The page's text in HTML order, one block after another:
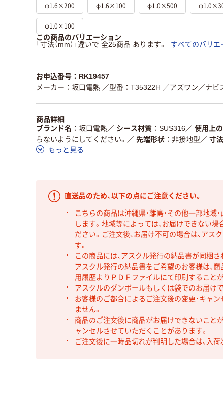
φ1.6×200 φ1.6×100 φ1.0×500
φ1.0×100
この商品のバリエーション
「寸法（mm）」違いで 全25商品 あります。
すべてのバリエ
お申込番号：RK19457
メーカー：坂口電熱 ／型番：T35322H ／アズワン／ナ
商品詳細
ブランド名
坂口電熱／ シース材質 SUS316／ 使用上
らないようにしてください。 ／ 先端形状 非接地型 ／ 寸法
もっと見る
直送品のため、以下の点にご注意ください。
こちらの商品は沖縄県・離島・その他一部地域
します。地域等によっては、お届けできない
ださい。ご注文後、お届け不可の場合は、アス
す。
この商品には、アスクル発行の納品書が同梱さ
アスクル発行の納品書をご希望のお客様は、商
用履歴よりＰＤＦファイルにて印刷することが
アスクルのダンボールもしくは袋でのお届け
お客様のご都合によるご注文後の変更・キャン
ません。
商品のご注文後に商品がお届けできないこと
ャンセルさせていただくことがあります。
ご注文後に一時品切れが判明した場合は、入荷